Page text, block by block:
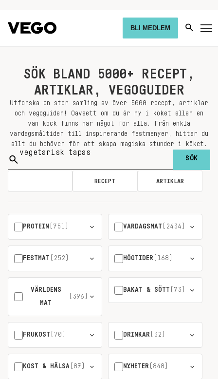
BLI MEDLEM
SÖK BLAND 5000+ RECEPT,
ARTIKLAR, VEGOGUIDER
Utforska en stor samling av över 5000 recept, artiklar
och vegoguider! Oavsett om du är ny i köket eller en
van kock finns här något för alla. Från enkla
vardagsmåltider till inspirerande festmenyer, hittar du
allt du behöver för att skapa magiska stunder i köket.
Sök
på:
RECEPT ARTIKLAR
PROTEIN (751) VARDAGSMAT (2434)
FESTMAT (252) HÖGTIDER (168)
VÄRLDENS
MAT
(396)
BAKAT & SÖTT (73)
FRUKOST (70) DRINKAR (32)
KOST & HÄLSA (87) NYHETER (848)